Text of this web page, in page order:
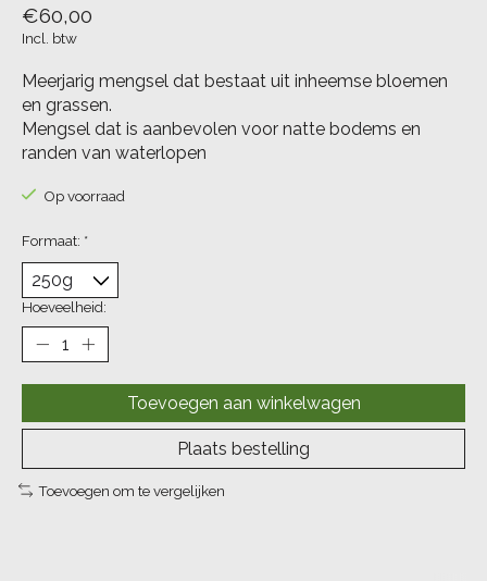
€60,00
Incl. btw
Meerjarig mengsel dat bestaat uit inheemse bloemen
en grassen.
Mengsel dat is aanbevolen voor natte bodems en
randen van waterlopen
Op voorraad
Formaat: *
Hoeveelheid:
Toevoegen aan winkelwagen
Plaats bestelling
Toevoegen om te vergelijken